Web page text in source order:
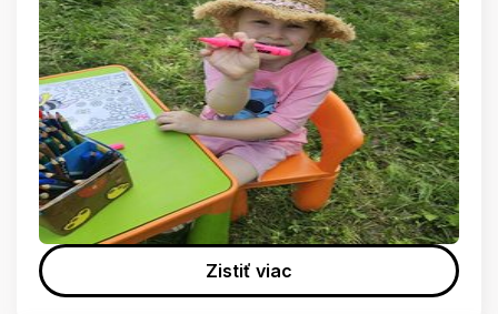
Zistiť viac